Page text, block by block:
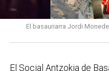
con programas de
en los centros de
combatir la brecha
y, a principios del año
pulseras de aviso de
una acción que los
contraria al propio plan
El basauriarra Jordi
El Social Antzokia de